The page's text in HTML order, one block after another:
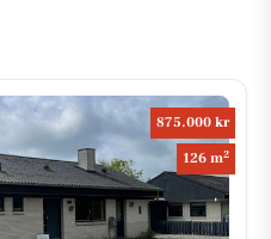
875.000 kr
126 m2